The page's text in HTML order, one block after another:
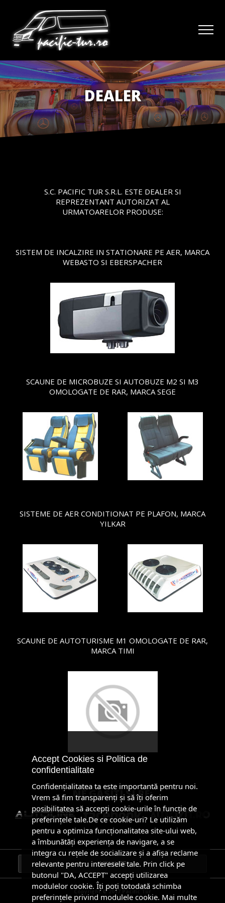
DEALER
S.C. PACIFIC TUR S.R.L. ESTE DEALER SI
REPREZENTANT AUTORIZAT AL
URMATOARELOR PRODUSE:
SISTEM DE INCALZIRE IN STATIONARE PE AER, MARCA
WEBASTO SI EBERSPACHER
SCAUNE DE MICROBUZE SI AUTOBUZE M2 SI M3
OMOLOGATE DE RAR, MARCA SEGE
SISTEME DE AER CONDITIONAT PE PLAFON, MARCA
YILKAR
SCAUNE DE AUTOTURISME M1 OMOLOGATE DE RAR,
MARCA TIMI
NE GĂSIŢI ŞI PE:
Copyright © 2017 Pacific Tur
Accept Cookies si Politica de
confidentialitate
Confidenţialitatea ta este importantă pentru noi.
Vrem să fim transparenţi și să îţi oferim
posibilitatea să accepţi cookie-urile în funcţie de
preferinţele tale.De ce cookie-uri? Le utilizăm
pentru a optimiza funcţionalitatea site-ului web,
a îmbunătăţi experienţa de navigare, a se
integra cu reţele de socializare şi a afişa reclame
relevante pentru interesele tale. Prin click pe
butonul "DA, ACCEPT" accepţi utilizarea
modulelor cookie. Îţi poţi totodată schimba
preferinţele privind modulele cookie. Mai multe